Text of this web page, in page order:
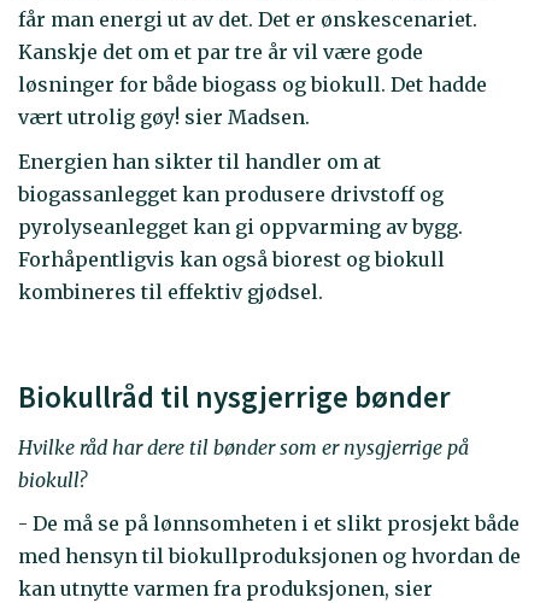
får man energi ut av det. Det er ønskescenariet.
Kanskje det om et par tre år vil være gode
løsninger for både biogass og biokull. Det hadde
vært utrolig gøy! sier Madsen.
Energien han sikter til handler om at
biogassanlegget kan produsere drivstoff og
pyrolyseanlegget kan gi oppvarming av bygg.
Forhåpentligvis kan også biorest og biokull
kombineres til effektiv gjødsel.
Biokullråd til nysgjerrige bønder
Hvilke råd har dere til bønder som er nysgjerrige på
biokull?
- De må se på lønnsomheten i et slikt prosjekt både
med hensyn til biokullproduksjonen og hvordan de
kan utnytte varmen fra produksjonen, sier